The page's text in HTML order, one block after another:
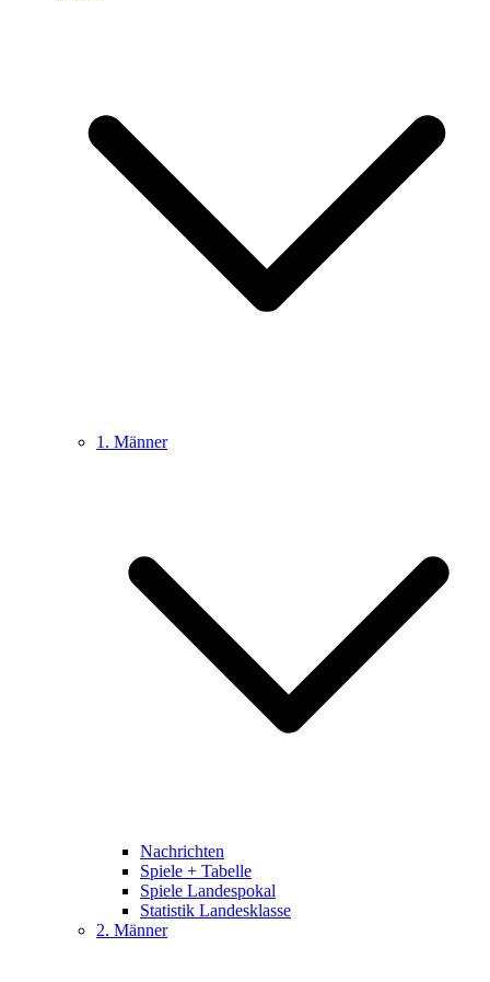
1. Männer
Nachrichten
Spiele + Tabelle
Spiele Landespokal
Statistik Landesklasse
2. Männer